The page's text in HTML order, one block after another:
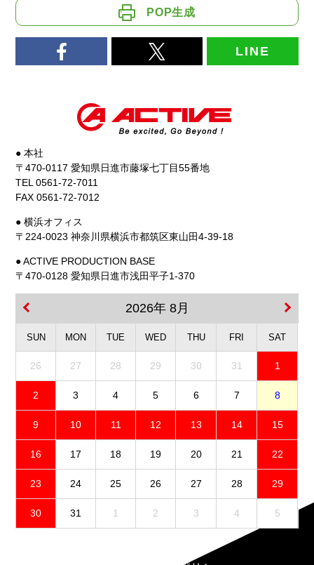
POP生成
LINE
● 本社
〒470-0117 愛知県日進市藤塚七丁目55番地
TEL 0561-72-7011
FAX 0561-72-7012
● 横浜オフィス
〒224-0023 神奈川県横浜市都筑区東山田4-39-18
● ACTIVE PRODUCTION BASE
〒470-0128 愛知県日進市浅田平子1-370
2026年 8月
SUN MON TUE WED THU FRI SAT
26 27 28 29 30 31 1
2 3 4 5 6 7 8
9 10 11 12 13 14 15
16 17 18 19 20 21 22
23 24 25 26 27 28 29
30 31 1 2 3 4 5